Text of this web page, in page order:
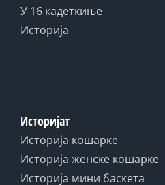
У 16 кадеткиње
Историја
Историјат
Историја кошарке
Историја женске кошарке
Историја мини баскета